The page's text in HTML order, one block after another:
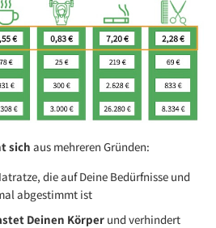
sich aus mehreren Gründen:
die auf Deine Bedürfnisse und
abgestimmt ist
Deinen Körper und verhindert